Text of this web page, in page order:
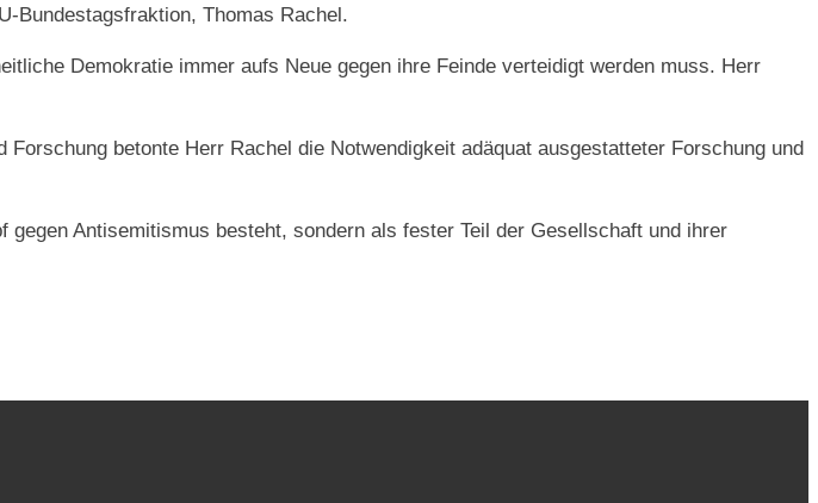
Bundestagsfraktion, Thomas Rachel.
Demokratie immer aufs Neue gegen ihre Feinde verteidigt werden muss. Herr
betonte Herr Rachel die Notwendigkeit adäquat ausgestatteter Forschung und
Antisemitismus besteht, sondern als fester Teil der Gesellschaft und ihrer